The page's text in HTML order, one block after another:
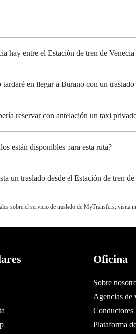
hay entre el Estación de tren de
tardaré en llegar a Burano con un
reservar con antelación un taxi
están disponibles para esta ruta?
un traslado desde el Estación de tren
sobre el servicio de traslado de MyTransfers, visita
Oficina
Sobre
Agencias de
Conductores
Plataforma